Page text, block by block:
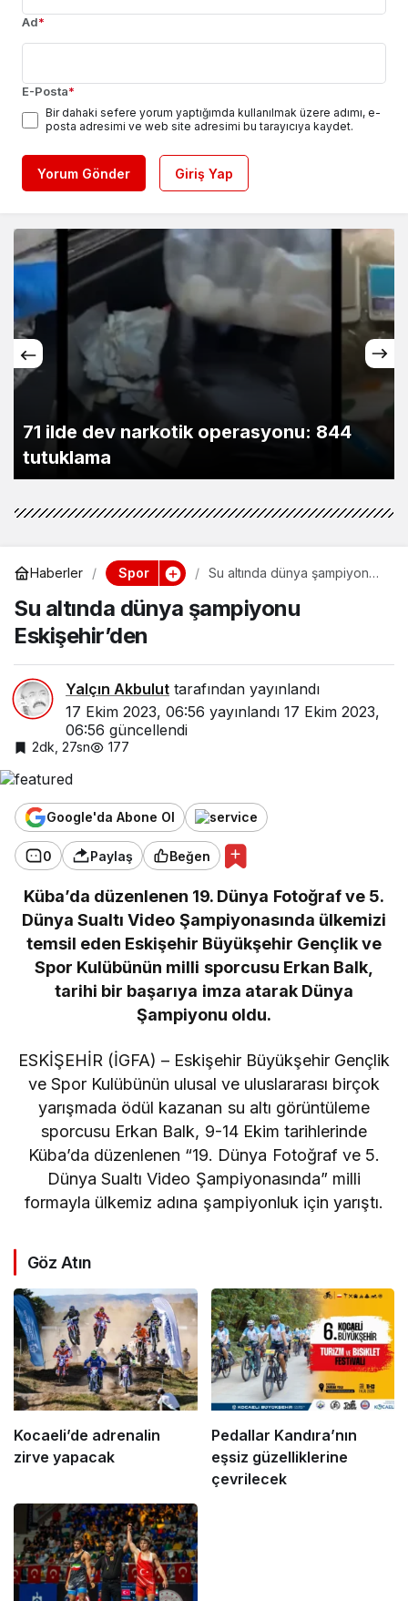
Ad*
E-Posta*
Bir dahaki sefere yorum yaptığımda kullanılmak üzere adımı, e-
posta adresimi ve web site adresimi bu tarayıcıya kaydet.
Yorum Gönder Giriş Yap
Yağmur sonrası denize girerken dikkat
Haberler Spor
Su altında dünya şampiyonu
Su altında dünya şampiyonu
Eskişehir’den
Yalçın Akbulut tarafından yayınlandı
17 Ekim 2023, 06:56 yayınlandı 17 Ekim 2023,
06:56 güncellendi
2dk, 27sn 177
Google'da Abone Ol
0 Paylaş Beğen
Küba’da düzenlenen 19. Dünya Fotoğraf ve 5.
Dünya Sualtı Video Şampiyonasında ülkemizi
temsil eden Eskişehir Büyükşehir Gençlik ve
Spor Kulübünün milli sporcusu Erkan Balk,
tarihi bir başarıya imza atarak Dünya
Şampiyonu oldu.
ESKİŞEHİR (İGFA) – Eskişehir Büyükşehir Gençlik
ve Spor Kulübünün ulusal ve uluslararası birçok
yarışmada ödül kazanan su altı görüntüleme
sporcusu Erkan Balk, 9-14 Ekim tarihlerinde
Küba’da düzenlenen “19. Dünya Fotoğraf ve 5.
Dünya Sualtı Video Şampiyonasında” milli
formayla ülkemiz adına şampiyonluk için yarıştı.
Göz Atın
Kocaeli’de adrenalin
zirve yapacak
Pedallar Kandıra’nın
eşsiz güzelliklerine
çevrilecek